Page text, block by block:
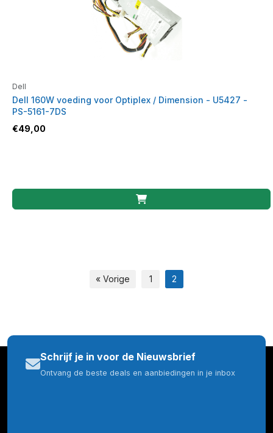
Dell
Dell 160W voeding voor Optiplex / Dimension - U5427 -
PS-5161-7DS
€49,00
« Vorige 1 2
Schrijf je in voor de Nieuwsbrief
Ontvang de beste deals en aanbiedingen in je inbox